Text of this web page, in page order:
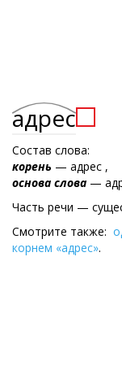
адрес
Состав слова:
корень — адрес ,
основа слова —
Часть речи —
Смотрите также:
корнем «адрес».